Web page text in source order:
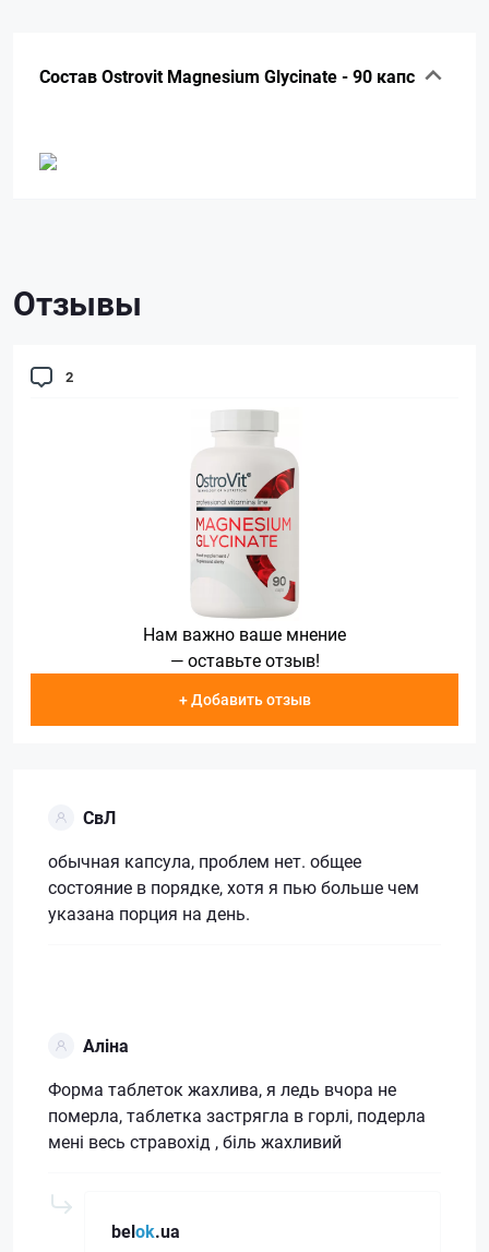
Состав Ostrovit Magnesium Glycinate - 90 капс
Отзывы
2
Нам важно ваше мнение
— оставьте отзыв!
+ Добавить отзыв
СвЛ
обычная капсула, проблем нет. общее
состояние в порядке, хотя я пью больше чем
указана порция на день.
Аліна
Форма таблеток жахлива, я ледь вчора не
померла, таблетка застрягла в горлі, подерла
мені весь стравохід , біль жахливий
belok.ua